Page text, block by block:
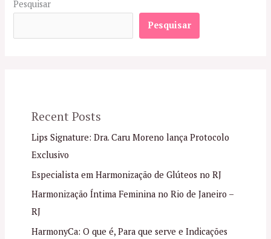
Pesquisar
Pesquisar
Recent Posts
Lips Signature: Dra. Caru Moreno lança Protocolo
Exclusivo
Especialista em Harmonização de Glúteos no RJ
Harmonização Íntima Feminina no Rio de Janeiro –
RJ
HarmonyCa: O que é, Para que serve e Indicações